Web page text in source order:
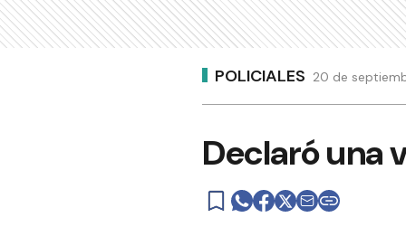
POLICIALES 20 de
Declaró una